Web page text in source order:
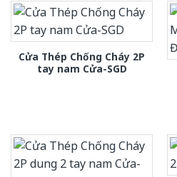
Cửa Thép Chống Cháy 2P
tay nam Cửa-SGD